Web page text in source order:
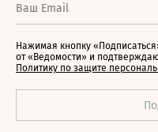
Нажимая кнопку
от «Ведомости» и
Политику по защите